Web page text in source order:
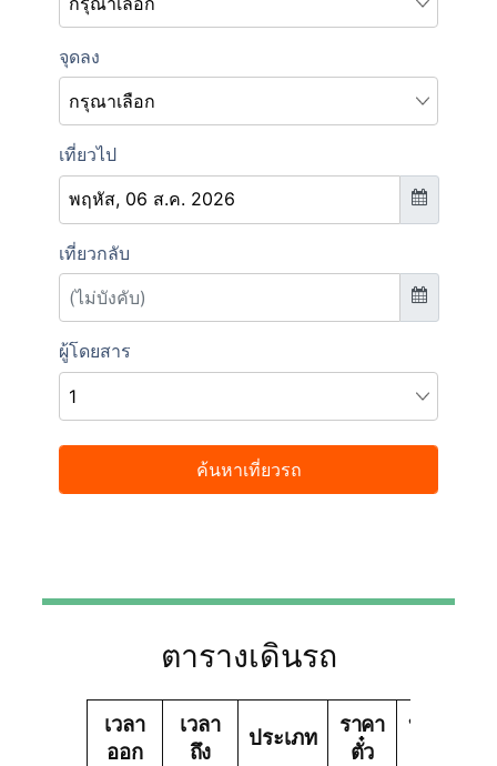
ตารางเดินรถ
เวลา
ออก
เวลา
ถึง
ประเภท
ราคา
ตั๋ว
บริษัท